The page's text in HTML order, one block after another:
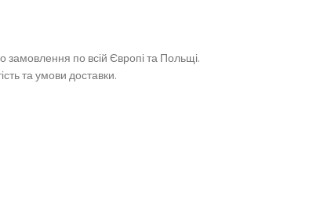
по всій Європі та Польщі.
та умови доставки.